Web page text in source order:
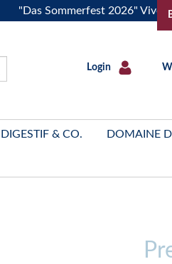
"Das Sommerfest 2026" Vive la
Login
DIGESTIF & CO. DOMAINE